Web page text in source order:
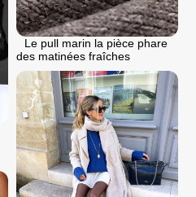
Le pull marin la pièce phare
des matinées fraîches